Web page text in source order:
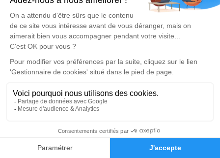
Faire-part Hommages
d'expression dédié à honorer la mémoire de Viviane
DROUET.
Un service de plantation d’arbre hommage est
disponible ici.
Je rends hommage
Cérémonie religieuse
Église Saint Armel de Plouharnel
56340 Plouharnel